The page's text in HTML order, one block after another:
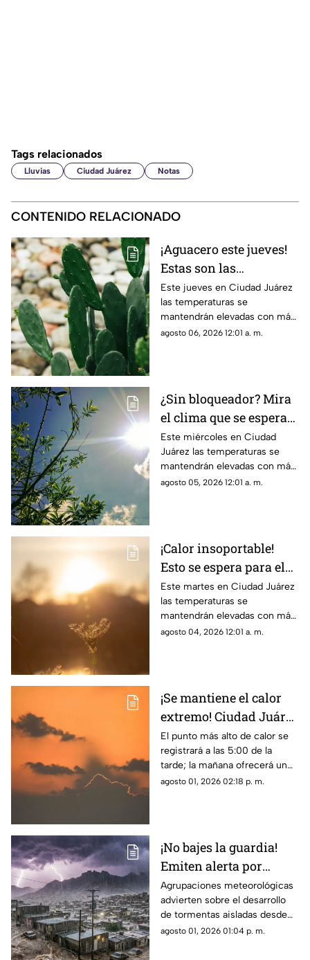
Tags relacionados
Lluvias Ciudad Juárez Notas
CONTENIDO RELACIONADO
¡Aguacero este jueves!
Estas son las
probabilidades de
lluvia para el clima de
hoy en Ciudad Juárez
Este jueves en Ciudad Juárez
las temperaturas se
mantendrán elevadas con más
de 40 grados y probabilidad de
agosto 06, 2026 12:01 a. m.
¿Sin bloqueador? Mira
el clima que se espera
para hoy, 5 de agosto,
en Ciudad Juárez
Este miércoles en Ciudad
Juárez las temperaturas se
mantendrán elevadas con más
de 40 grados
agosto 05, 2026 12:01 a. m.
¡Calor insoportable!
Esto se espera para el
clima de hoy en Ciudad
Juárez
Este martes en Ciudad Juárez
las temperaturas se
mantendrán elevadas con más
de 40 grados
agosto 04, 2026 12:01 a. m.
¡Se mantiene el calor
extremo! Ciudad Juárez
tendrá hasta 38 grados
en el clima de este
domingo
El punto más alto de calor se
registrará a las 5:00 de la
tarde; la mañana ofrecerá un
ambiente más fresco con 26
agosto 01, 2026 02:18 p. m.
¡No bajes la guardia!
Emiten alerta por
monzón y riesgo de
inundaciones en
Ciudad Juárez y El Paso
Agrupaciones meteorológicas
advierten sobre el desarrollo
de tormentas aisladas desde
las 12:00 p. m.,
agosto 01, 2026 01:04 p. m.